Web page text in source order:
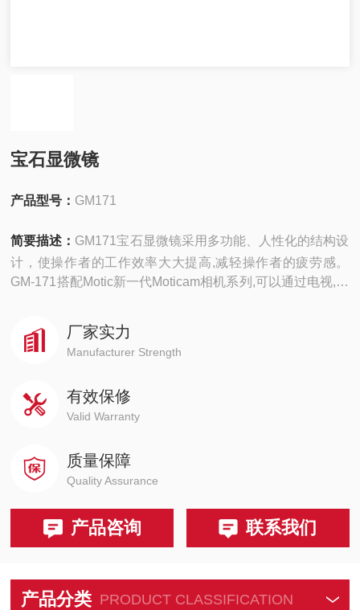
宝石显微镜
产品型号： GM171
简要描述： GM171宝石显微镜采用多功能、人性化的结构设
计，使操作者的工作效率大大提高,减轻操作者的疲劳感。
GM-171搭配Motic新一代Moticam相机系列,可以通过电视,投
厂家实力
Manufacturer Strength
有效保修
Valid Warranty
质量保障
Quality Assurance
产品咨询 联系我们
产品分类 PRODUCT CLASSIFICATION